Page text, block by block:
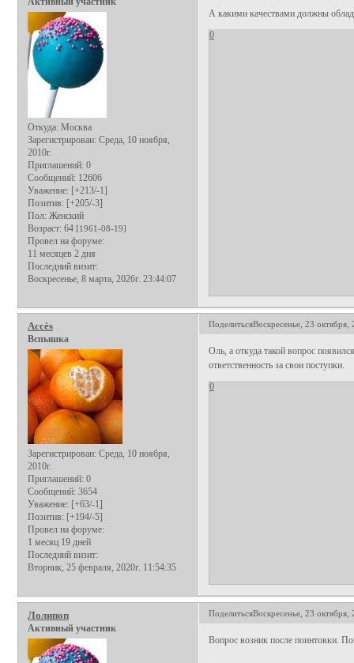
Откуда: Москва
Зарегистрирован: Среда, 10 ноября,
2010г.
Приглашений: 0
Сообщений: 12606
Уважение: [+213/-1]
Позитив: [+205/-3]
Пол: Женский
Возраст: 64 [1961-08-19]
Провел на форуме:
11 месяцев 2 дня
Последний визит:
Воскресенье, 8 марта, 2026г. 23:44:07
А какими качествами должны
0
ПоделитьсяВоскресенье, 23 октября,
Аccès
Вспышка
Зарегистрирован: Среда, 10 ноября,
2010г.
Приглашений: 0
Сообщений: 3654
Уважение: [+63/-1]
Позитив: [+194/-5]
Провел на форуме:
1 месяц 19 дней
Последний визит:
Вторник, 25 февраля, 2020г. 11:54:35
Оль, а откуда такой вопрос
ответственность за свои поступки.
0
ПоделитьсяВоскресенье, 23 октября,
Лолипоп
Активный участник
Вопрос возник после поинтовки.